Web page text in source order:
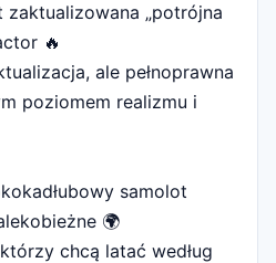
„potrójna
🔥
ale pełnoprawna
poziomem realizmu i
samolot
🌍
chcą latać według